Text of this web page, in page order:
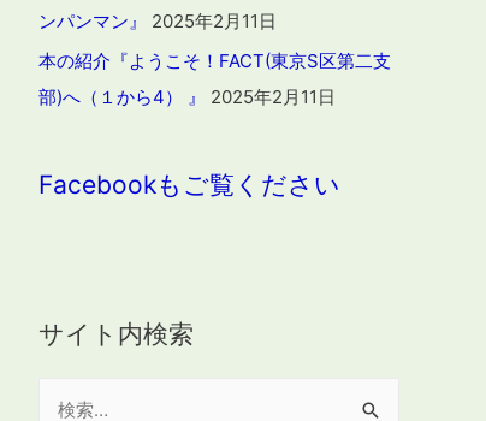
ンパンマン』
2025年2月11日
本の紹介『ようこそ！FACT(東京S区第二支
部)へ（１から4） 』
2025年2月11日
Facebookもご覧ください
サイト内検索